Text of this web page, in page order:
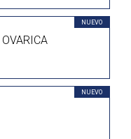
NUEVO
NUEVO